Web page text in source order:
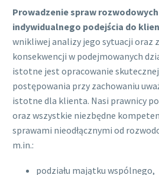
Prowadzenie spraw
indywidualnego podejścia do
wnikliwej analizy jego sytuacji oraz
konsekwencji w podejmowanych
istotne jest opracowanie
postępowania przy zachowaniu
istotne dla klienta. Nasi prawnicy
oraz wszystkie niezbędne
sprawami nieodłącznymi od
m.in.:
podziału majątku wspólnego,